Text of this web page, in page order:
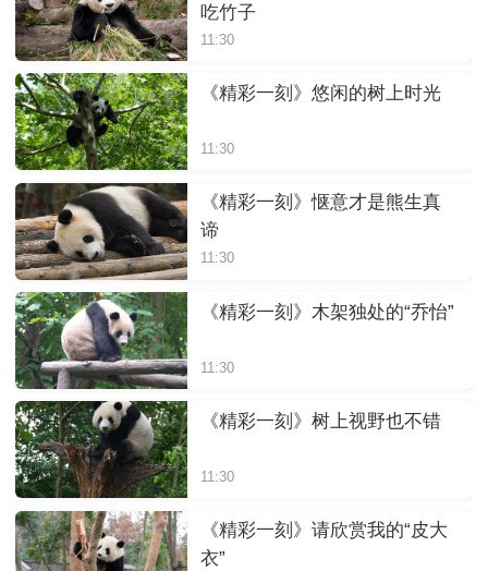
吃竹子
11:30
《精彩一刻》悠闲的树上时光
11:30
《精彩一刻》惬意才是熊生真
谛
11:30
《精彩一刻》木架独处的“乔怡”
11:30
《精彩一刻》树上视野也不错
11:30
《精彩一刻》请欣赏我的“皮大
衣”